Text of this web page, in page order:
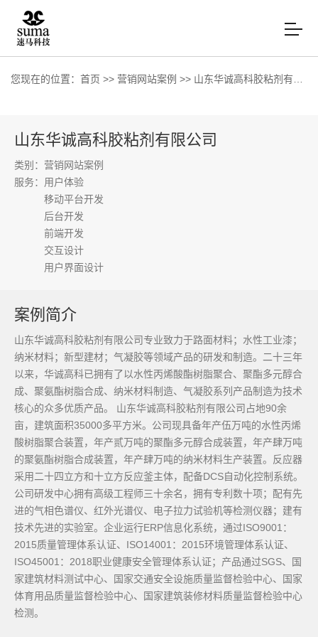
您现在的位置： 首页 >> 营销网站案例 >> 山东华诚高科胶粘剂有限公司
山东华诚高科胶粘剂有限公司
类别：营销网站案例
服务： 用户体验
移动平台开发
后台开发
前端开发
交互设计
用户界面设计
案例简介
山东华诚高科胶粘剂有限公司专业致力于路面材料；水性工业漆；
纳米材料；新型建材；气凝胶等领域产品的研发和制造。二十三年
以来，华诚高科已拥有了以水性丙烯酸酯树脂聚合、聚酯多元醇合
成、聚氨酯树脂合成、纳米材料制造、气凝胶系列产品制造为技术
核心的众多优质产品。 山东华诚高科胶粘剂有限公司占地90余
亩，建筑面积35000多平方米。公司现具备年产伍万吨的水性丙烯
酸树脂聚合装置，年产贰万吨的聚酯多元醇合成装置，年产肆万吨
的聚氨酯树脂合成装置，年产肆万吨的纳米材料生产装置。反应器
采用二十四立方和十立方反应釜主体，配备DCS自动化控制系统。
公司研发中心拥有高级工程师三十余名，拥有专利数十项；配有先
进的气相色谱仪、红外光谱仪、电子拉力试验机等检测仪器；建有
技术先进的实验室。企业运行ERP信息化系统，通过ISO9001：
2015质量管理体系认证、ISO14001：2015环境管理体系认证、
ISO45001：2018职业健康安全管理体系认证；产品通过SGS、国
家建筑材料测试中心、国家交通安全设施质量监督检验中心、国家
体育用品质量监督检验中心、国家建筑装修材料质量监督检验中心
检测。